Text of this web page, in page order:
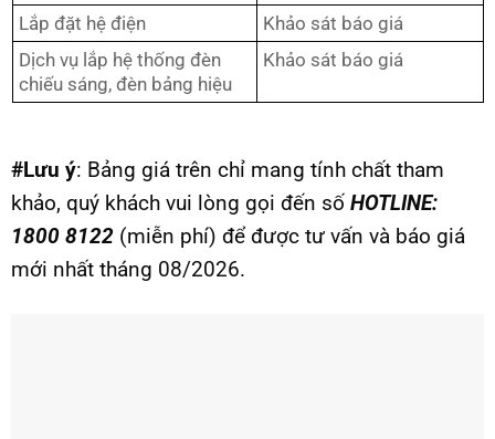
Lắp đặt hệ điện
Khảo sát báo giá
Dịch vụ lắp hệ thống đèn
chiếu sáng, đèn bảng hiệu
Khảo sát báo giá
#Lưu ý: Bảng giá trên chỉ mang tính chất tham
khảo, quý khách vui lòng gọi đến số HOTLINE:
1800 8122 (miễn phí) để được tư vấn và báo giá
mới nhất tháng 08/2026.